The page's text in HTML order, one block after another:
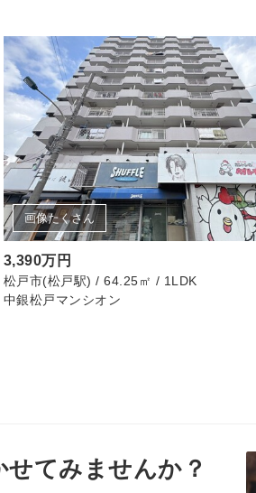
画像たくさん
3,390万円
松戸市(松戸駅) / 64.25㎡ / 1LDK
中銀松戸マンシオン
せてみませんか？